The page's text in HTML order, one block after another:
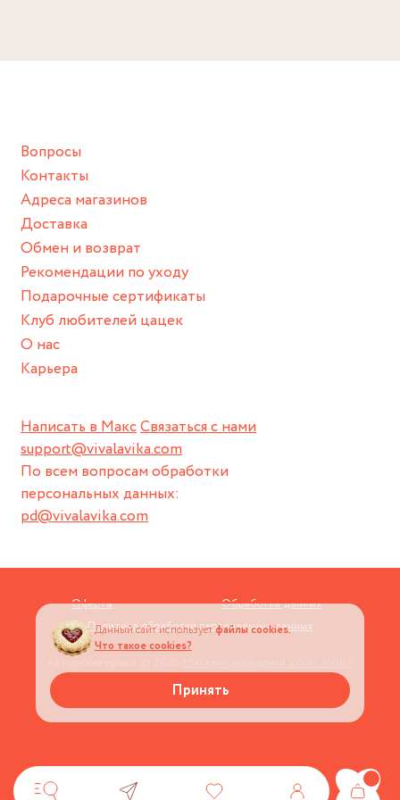
Снимайте ваше украшение перед купанием (и в море, и в
спортивный инвентарь).
Храните изделие в сухом месте.
Для надежного хранения мы доставляем все изделия в
нашей фирменной коробке или упаковке бренда.
Пожалуйста, используйте эту упаковку для хранения,
пока не носите украшение на себе.
Написать в МаксСвязаться с нами
support@vivalavika.com
По всем вопросам обработки
персональных данных:
pd@vivalavika.com
Вопросы
Контакты
Адреса магазинов
Доставка
Обмен и возврат
Рекомендации по уходу
Подарочные сертификаты
Клуб любителей цацек
О нас
Карьера
Оферта
Обработка данных
Политика обработки персональных данных
Данный сайт используетфайлы cookies.
Что такое cookies?
Принять